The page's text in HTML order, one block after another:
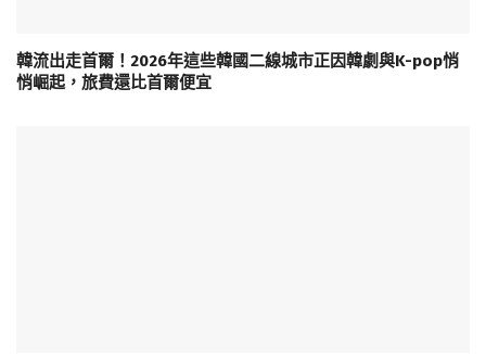
韓流出走首爾！2026年這些韓國二線城市正因韓劇與K-pop悄
悄崛起，旅費還比首爾便宜